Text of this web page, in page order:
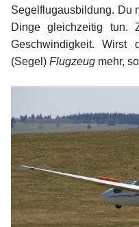
Segelflugausbildung. Du
Dinge gleichzeitig tun.
Geschwindigkeit.
(Segel) Flugzeug mehr,